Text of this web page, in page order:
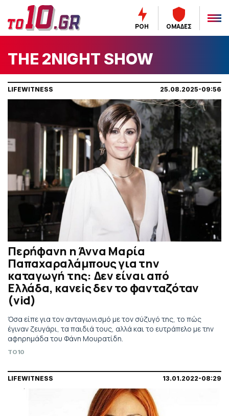
ΡΟΗ ΟΜΑΔΕΣ
THE 2NIGHT SHOW
LIFEWITNESS 25.08.2025-09:56
Περńφανη η Άννα Μαρία
Παπαχαραλάμπους για την
καταγωγή της: Δεν είναι από
Ελλάδα, κανεiς δεν το φανταζóταν
(vid)
Όσα είπε για τον ανταγωνισμό με τον σύζυγό της, το πώς
έγιναν ζευγάρι, τα παιδιά τους, αλλά και το ευτράπελο με την
αφηρημάδα του Φάνη Μουρατίδη.
TO10
LIFEWITNESS 13.01.2022-08:29